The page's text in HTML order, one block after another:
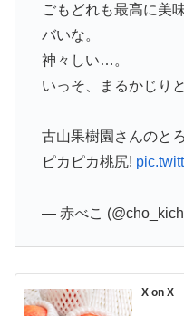
ごもどれも最高に美
バいな。
神々しい…。
いっそ、まるかじり
古山果樹園さんのと
ピカピカ桃尻!
— 赤べこ
X on X